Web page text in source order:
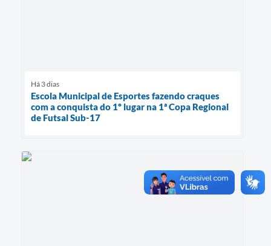
Há 3 dias
Escola Municipal de Esportes fazendo craques
com a conquista do 1º lugar na 1ª Copa Regional
de Futsal Sub-17